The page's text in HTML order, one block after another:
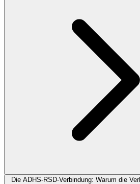
Die ADHS-RSD-Verbindung: Warum die